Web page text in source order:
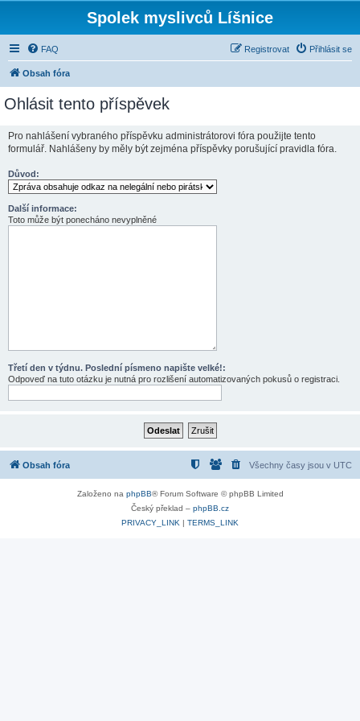
Spolek myslivců Líšnice
FAQ Přihlásit se
Registrovat
Obsah fóra
Ohlásit tento příspěvek
Pro nahlášení vybraného příspěvku administrátorovi fóra použijte tento
formulář. Nahlášeny by měly být zejména příspěvky porušující pravidla fóra.
Důvod:
Další informace:
Toto může být ponecháno nevyplněné
Třetí den v týdnu. Poslední písmeno napište velké!:
Odpoveď na tuto otázku je nutná pro rozlišení automatizovaných pokusů o registraci.
Obsah fóra Všechny časy jsou v UTC
Založeno na phpBB® Forum Software © phpBB Limited
Český překlad – phpBB.cz
PRIVACY_LINK | TERMS_LINK